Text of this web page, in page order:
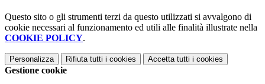
Questo sito o gli strumenti terzi da questo utilizzati si avvalgono di
cookie necessari al funzionamento ed utili alle finalità illustrate nella
COOKIE POLICY.
Personalizza Rifiuta tutti i cookies Accetta tutti i cookies
Gestione cookie